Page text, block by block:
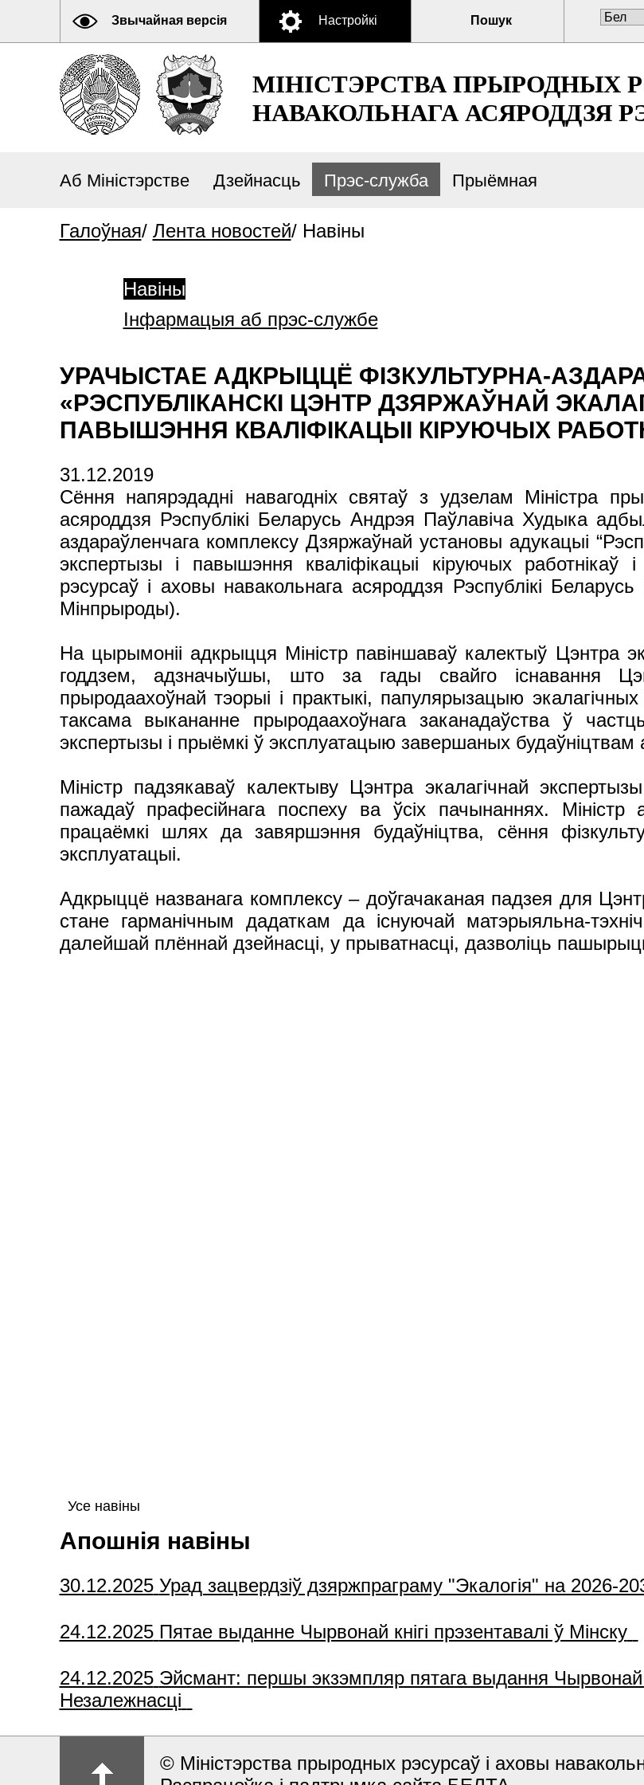
Звычайная версія Настройкі Пошук
МІНІСТЭРСТВА ПРЫРОДНЫХ
НАВАКОЛЬНАГА АСЯРОДДЗЯ
Аб Міністэрстве Дзейнасць Прэс-служба Прыёмная
Галоўная/ Лента новостей/ Навіны
Навіны
Інфармацыя аб прэс-службе
УРАЧЫСТАЕ АДКРЫЦЦЁ ФІЗКУЛЬТУРНА-
«РЭСПУБЛІКАНСКІ ЦЭНТР ДЗЯРЖАЎНАЙ
ПАВЫШЭННЯ КВАЛІФІКАЦЫІ КІРУЮЧЫХ
31.12.2019
Сёння напярэдадні навагодніх святаў з удзелам Міністра
асяроддзя Рэспублікі Беларусь Андрэя Паўлавіча Худыка
аздараўленчага комплексу Дзяржаўнай установы адукацыі
экспертызы і павышэння кваліфікацыі кіруючых работнікаў
рэсурсаў і аховы навакольнага асяроддзя Рэспублікі
Мінпрыроды).
На цырымоніі адкрыцця Міністр павіншаваў калектыў Цэнтра
годдзем, адзначыўшы, што за гады свайго існавання
прыродаахоўнай тэорыі і практыкі, папулярызацыю
таксама выкананне прыродаахоўнага заканадаўства ў
экспертызы і прыёмкі ў эксплуатацыю завершаных будаўніцтвам
Міністр падзякаваў калектыву Цэнтра экалагічнай
пажадаў прафесійнага поспеху ва ўсіх пачынаннях.
працаёмкі шлях да завяршэння будаўніцтва, сёння
эксплуатацыі.
Адкрыццё названага комплексу – доўгачаканая падзея для
стане гарманічным дадаткам да існуючай матэрыяльна-
далейшай плённай дзейнасці, у прыватнасці, дазволіць
Усе навіны
Апошнія навіны
30.12.2025 Урад зацвердзіў дзяржпраграму "Экалогія" на 2026-
24.12.2025 Пятае выданне Чырвонай кнігі прэзентавалі ў Мінску
24.12.2025 Эйсмант: першы экзэмпляр пятага выдання Чырвонай
Незалежнасці
© Міністэрства прыродных рэсурсаў і аховы